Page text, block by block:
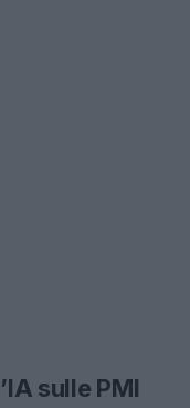
sulle PMI